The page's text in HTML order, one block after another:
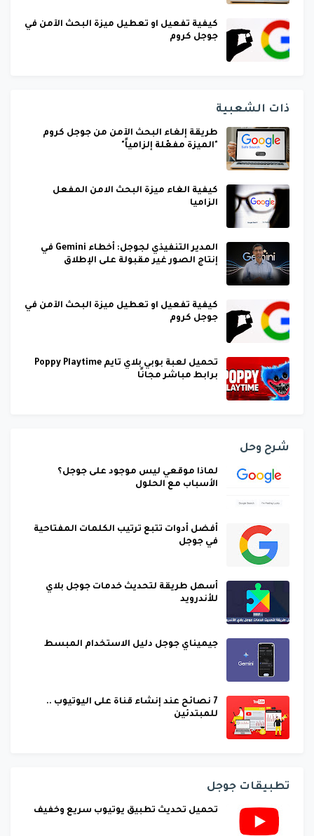
كيفية تفعيل او تعطيل ميزة البحث الآمن في
جوجل كروم
ذات الشعبية
طريقة إلغاء البحث الآمن من جوجل كروم
"الميزة مفعّلة إلزامياً"
كيفية الغاء ميزة البحث الامن المفعل
الزاميا
المدير التنفيذي لجوجل: أخطاء Gemini في
إنتاج الصور غير مقبولة على الإطلاق
كيفية تفعيل او تعطيل ميزة البحث الآمن في
جوجل كروم
تحميل لعبة بوبي بلاي تايم Poppy Playtime
برابط مباشر مجانًا
شرح وحل
لماذا موقعي ليس موجود على جوجل؟
الأسباب مع الحلول
أفضل أدوات تتبع ترتيب الكلمات المفتاحية
في جوجل
أسهل طريقة لتحديث خدمات جوجل بلاي
للأندرويد
جيميناي جوجل دليل الاستخدام المبسط
7 نصائح عند إنشاء قناة على اليوتيوب ..
للمبتدئين
تطبيقات جوجل
تحميل تحديث تطبيق يوتيوب سريع وخفيف